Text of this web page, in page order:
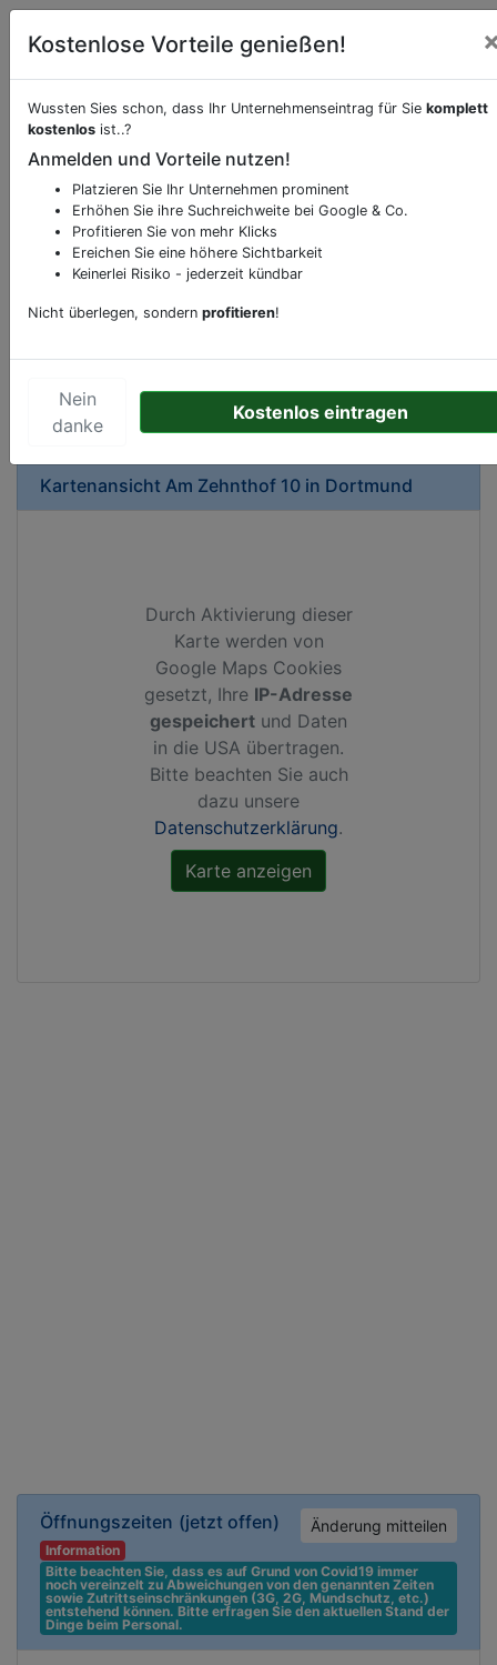
Öffnungszeiten (jetzt offen) Änderung mitteilen
Information
Bitte beachten Sie, dass es auf Grund von Covid19 immer
noch vereinzelt zu Abweichungen von den genannten Zeiten
sowie Zutrittseinschränkungen (3G, 2G, Mundschutz, etc.)
entstehend können. Bitte erfragen Sie den aktuellen Stand der
Dinge beim Personal.
Beschreibung & Services von
Sie möchten eine Beschreibung, Dienstleistung
oder andere relevante Informationen hinzufügen?
Klicken Sie bitte hierum uns zu kontaktieren.
Sonderangebote odere besondere Services, die
Kartenansicht Am Zehnthof 10 in Dortmund
Durch Aktivierung dieser
Karte werden von
Google Maps Cookies
gesetzt, Ihre IP-Adresse
gespeichert und Daten
in die USA übertragen.
Bitte beachten Sie auch
dazu unsere
Datenschutzerklärung.
Kostenlose Vorteile genießen!
Wussten Sies schon, dass Ihr Unternehmenseintrag für Sie komplett
kostenlos ist..?
Anmelden und Vorteile nutzen!
Platzieren Sie Ihr Unternehmen prominent
Erhöhen Sie ihre Suchreichweite bei Google & Co.
Profitieren Sie von mehr Klicks
Ereichen Sie eine höhere Sichtbarkeit
Keinerlei Risiko - jederzeit kündbar
Nicht überlegen, sondern profitieren!
Nein
danke
Kostenlos eintragen